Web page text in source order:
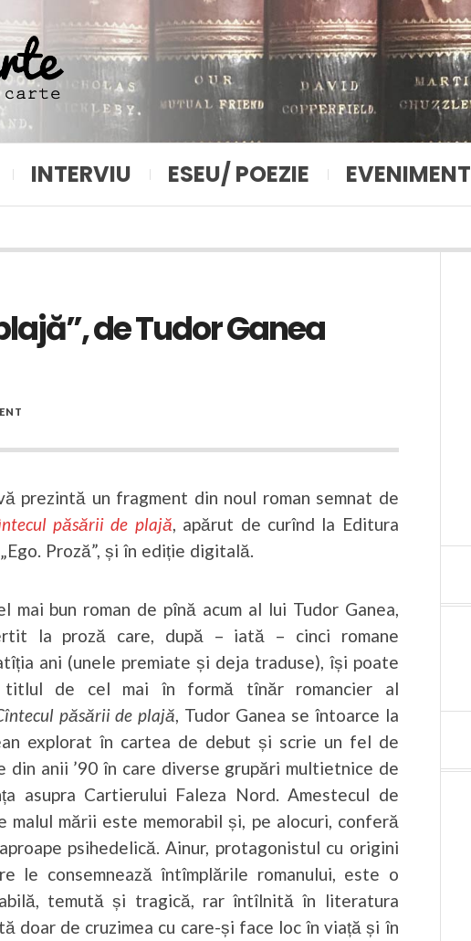
INTERVIU ESEU/ POEZIE EVENIMENT
de Tudor Ganea
prezintă un fragment din noul roman semnat de
păsării de plajă, apărut de curînd la Editura
Proză”, și în ediție digitală.
mai bun roman de pînă acum al lui Tudor Ganea,
la proză care, după – iată – cinci romane
ani (unele premiate și deja traduse), își poate
titlul de cel mai în formă tînăr romancier al
păsării de plajă, Tudor Ganea se întoarce la
explorat în cartea de debut și scrie un fel de
din anii ’90 în care diverse grupări multietnice de
asupra Cartierului Faleza Nord. Amestecul de
mării este memorabil și, pe alocuri, conferă
psihedelică. Ainur, protagonistul cu origini
le consemnează întîmplările romanului, este o
temută și tragică, rar întîlnită în literatura
doar de cruzimea cu care-și face loc în viață și în